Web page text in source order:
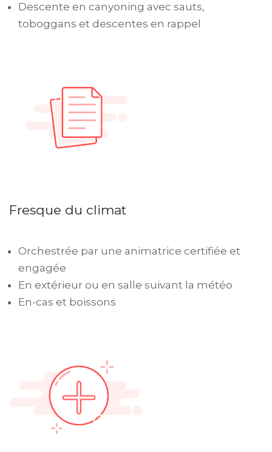
Descente en canyoning avec sauts,
toboggans et descentes en rappel
Fresque du climat
Orchestrée par une animatrice certifiée et
engagée
En extérieur ou en salle suivant la météo
En-cas et boissons